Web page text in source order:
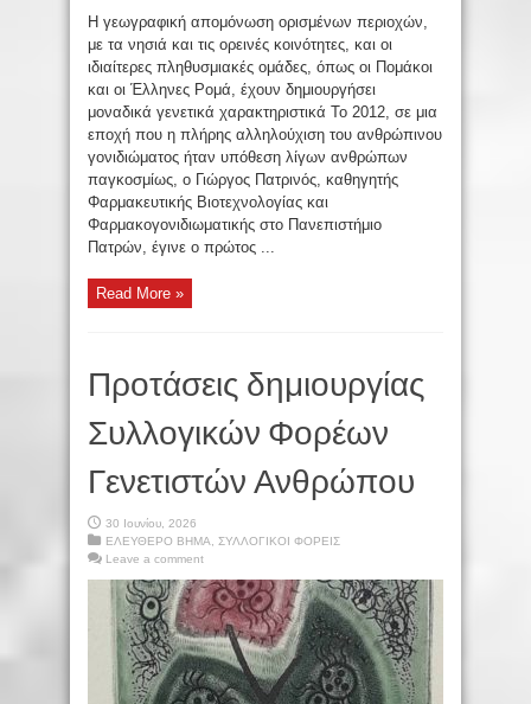
Η γεωγραφική απομόνωση ορισμένων περιοχών,
με τα νησιά και τις ορεινές κοινότητες, και οι
ιδιαίτερες πληθυσμιακές ομάδες, όπως οι Πομάκοι
και οι Έλληνες Ρομά, έχουν δημιουργήσει
μοναδικά γενετικά χαρακτηριστικά Το 2012, σε μια
εποχή που η πλήρης αλληλούχιση του ανθρώπινου
γονιδιώματος ήταν υπόθεση λίγων ανθρώπων
παγκοσμίως, ο Γιώργος Πατρινός, καθηγητής
Φαρμακευτικής Βιοτεχνολογίας και
Φαρμακογονιδιωματικής στο Πανεπιστήμιο
Πατρών, έγινε ο πρώτος ...
Read More »
Προτάσεις δημιουργίας
Συλλογικών Φορέων
Γενετιστών Ανθρώπου
30 Ιουνίου, 2026
ΕΛΕΥΘΕΡΟ ΒΗΜΑ
ΣΥΛΛΟΓΙΚΟΙ ΦΟΡΕΙΣ
Leave a comment